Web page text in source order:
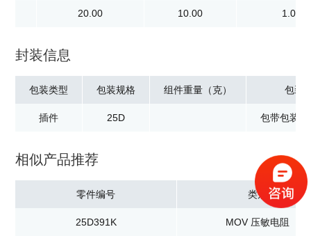
20.00 10.00 1.00
封装信息
包装类型
插件
包装规格
25D
组件重量（克） 包装
包带包装
相似产品推荐
零件编号 类别
25D391K MOV 压敏电阻